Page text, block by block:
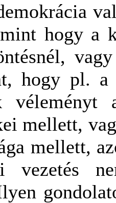
hogy a
hogy pl. a
véleményt
mellett,
mellett,